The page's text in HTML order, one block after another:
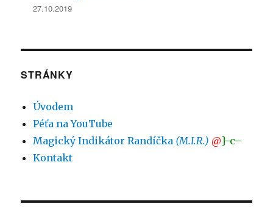
27.10.2019
STRÁNKY
Úvodem
Péťa na YouTube
Magický Indikátor Randíčka (M.I.R.) @}-c–
Kontakt